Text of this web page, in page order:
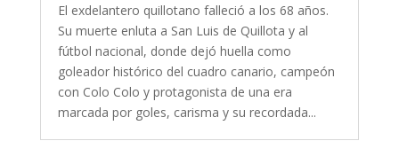
El exdelantero quillotano falleció a los 68 años.
Su muerte enluta a San Luis de Quillota y al
fútbol nacional, donde dejó huella como
goleador histórico del cuadro canario, campeón
con Colo Colo y protagonista de una era
marcada por goles, carisma y su recordada...